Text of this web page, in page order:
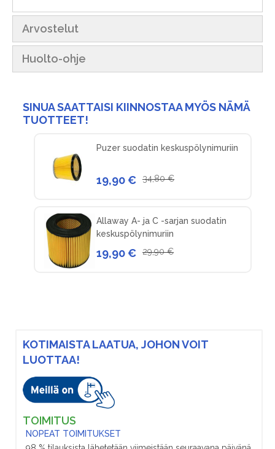
Arvostelut
Huolto-ohje
KOTIMAISTA LAATUA, JOHON VOIT
LUOTTAA!
TOIMITUS
NOPEAT TOIMITUKSET
SINUA SAATTAISI KIINNOSTAA MYÖS NÄMÄ
TUOTTEET!
Puzer suodatin keskuspölynimuriin
19,90 € 34,80 €
Allaway A- ja C -sarjan suodatin
keskuspölynimuriin
19,90 € 29,90 €